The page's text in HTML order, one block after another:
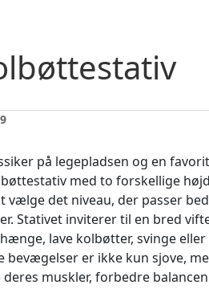
på legepladsen og en
med to forskellige
det niveau, der passer
Stativet inviterer til en bred
lave kolbøtter, svinge eller
bevægelser er ikke kun sjove,
muskler, forbedre